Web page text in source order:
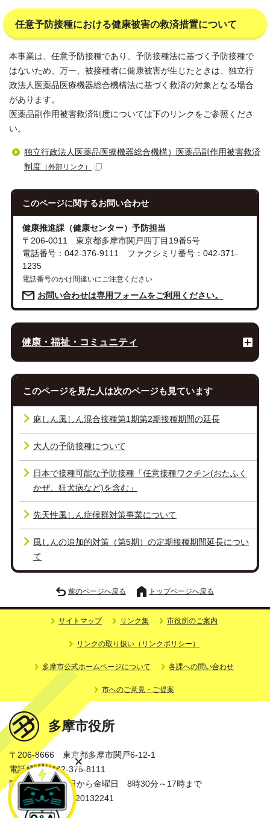
任意予防接種における健康被害の救済措置について
本事業は、任意予防接種であり、予防接種法に基づく予防接種で
はないため、万一、被接種者に健康被害が生じたときは、独立行
政法人医薬品医療機器総合機構法に基づく救済の対象となる場合
があります。
医薬品副作用被害救済制度については下のリンクをご参照くださ
い。
独立行政法人医薬品医療機器総合機構）医薬品副作用被害救済
制度 （外部リンク）
このページに関するお問い合わせ
健康推進課（健康センター）予防担当
〒206-0011 東京都多摩市関戸四丁目19番5号
電話番号：042-376-9111 ファクシミリ番号：042-371-
1235
電話番号のかけ間違いにご注意ください
お問い合わせは専用フォームをご利用ください。
健康・福祉・コミュニティ
このページを見た人は次のページも見ています
麻しん風しん混合接種第1期第2期接種期間の延長
大人の予防接種について
日本で接種可能な予防接種「任意接種ワクチン(おたふく
かぜ、狂犬病など)を含む」
先天性風しん症候群対策事業について
風しんの追加的対策（第5期）の定期接種期間延長につい
て
前のページへ戻る トップページへ戻る
サイトマップ リンク集 市役所のご案内
リンクの取り扱い（リンクポリシー）
多摩市公式ホームページについて 各課への問い合わせ
市へのご意見・ご提案
多摩市役所
〒206-8666 東京都多摩市関戸6-12-1
電話番号：042-375-8111
開庁時間：月曜日から金曜日 8時30分～17時まで
法人番号：3000020132241